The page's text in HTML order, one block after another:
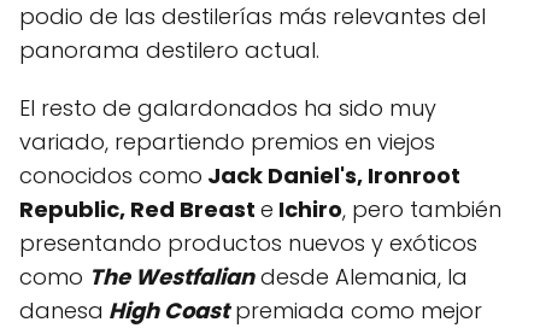
podio de las destilerías más relevantes del
panorama destilero actual.
El resto de galardonados ha sido muy
variado, repartiendo premios en viejos
conocidos como Jack Daniel's, Ironroot
Republic, Red Breast e Ichiro, pero también
presentando productos nuevos y exóticos
como The Westfalian desde Alemania, la
danesa High Coast premiada como mejor